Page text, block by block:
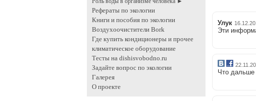
Рефераты по экологии
Книги и пособия по экологии
Воздухоочистители Bork
Где купить кондиционеры и прочее
климатическое оборудование
Тесты на dishisvobodno.ru
Задайте вопрос по экологии
Галерея
О проекте
Улук
Эти
Что дальше